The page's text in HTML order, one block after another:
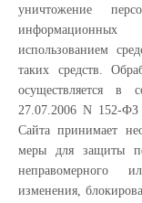
уничтожение
использованием
таких средств.
осуществляется в
27.07.2006 N 152-
Сайта принимает
меры для защиты
неправомерного
изменения,